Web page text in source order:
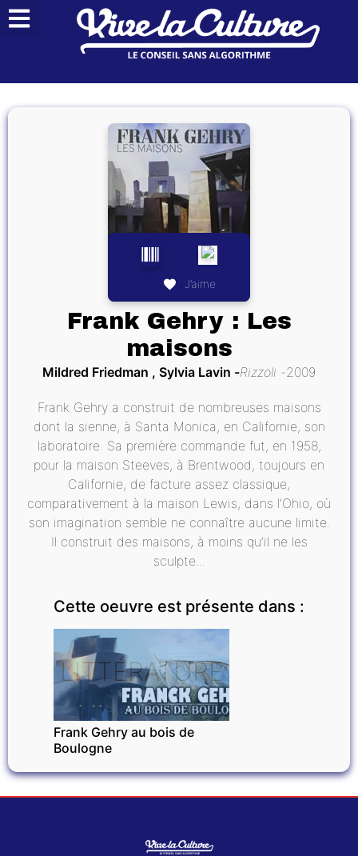
J’aime
Frank Gehry : Les
maisons
Mildred Friedman , Sylvia Lavin Rizzoli 2009
Frank Gehry a construit de nombreuses maisons
dont la sienne, à Santa Monica, en Californie, son
laboratoire. Sa première commande fut, en 1958,
pour la maison Steeves, à Brentwood, toujours en
Californie, de facture assez classique,
comparativement à la maison Lewis, dans l’Ohio, où
son imagination semble ne connaître aucune limite.
Il construit des maisons, à moins qu’il ne les
sculpte...
Cette oeuvre est présente dans :
LITTÉRATURE
Frank Gehry au bois de
Boulogne